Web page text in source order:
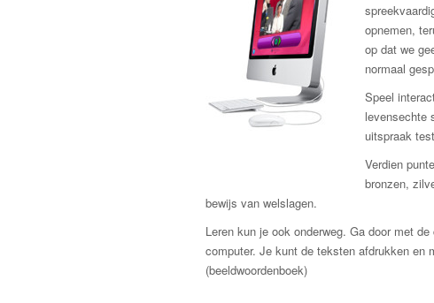
opnemen,
op dat we
normaal
Speel
levensechte
uitspraak
Verdien
bronzen,
bewijs van welslagen.
Leren kun je ook onderweg. Ga door met
computer. Je kunt de teksten afdrukken en
(beeldwoordenboek)